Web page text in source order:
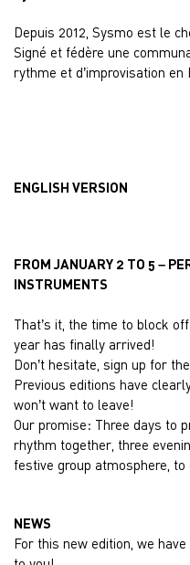
Depuis 2012, Sysmo est le
Signé et fédère une
rythme et d’improvisation en
ENGLISH VERSION
FROM JANUARY 2 TO 5 –
INSTRUMENTS
That’s it, the time to block
year has finally arrived!
Don’t hesitate, sign up for
Previous editions have
won’t want to leave!
Our promise: Three days to
rhythm together, three
festive group atmosphere,
NEWS
For this new edition, we